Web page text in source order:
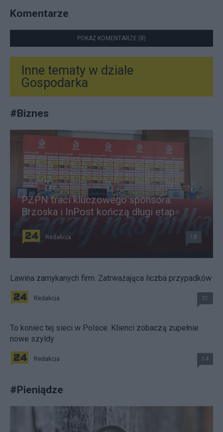
Komentarze
POKAŻ KOMENTARZE (8)
Inne tematy w dziale
Gospodarka
#Biznes
PZPN traci kluczowego sponsora.
Brzoska i InPost kończą długi etap
Redakcja 18
Lawina zamykanych firm. Zatrważająca liczba przypadków
Redakcja 31
To koniec tej sieci w Polsce. Klienci zobaczą zupełnie
nowe szyldy
Redakcja 14
#Pieniądze